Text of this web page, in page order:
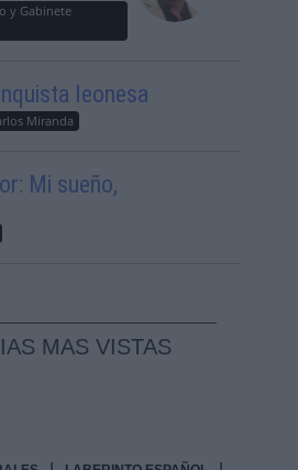
y Gabinete
leonesa
Miranda
Mi sueño,
MAS VISTAS